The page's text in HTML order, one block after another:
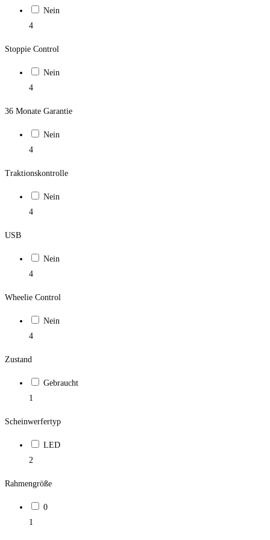
Nein
4
Stoppie Control
Nein
4
36 Monate Garantie
Nein
4
Traktionskontrolle
Nein
4
USB
Nein
4
Wheelie Control
Nein
4
Zustand
Gebraucht
1
Scheinwerfertyp
LED
2
Rahmengröße
0
1